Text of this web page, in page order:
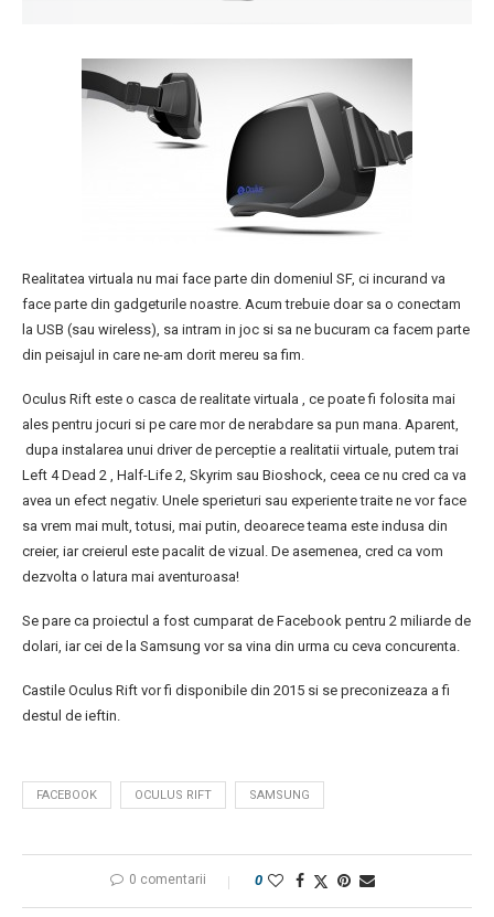
Realitatea virtuala nu mai face parte din domeniul SF, ci incurand va
face parte din gadgeturile noastre. Acum trebuie doar sa o conectam
la USB (sau wireless), sa intram in joc si sa ne bucuram ca facem parte
din peisajul in care ne-am dorit mereu sa fim.
Oculus Rift este o casca de realitate virtuala , ce poate fi folosita mai
ales pentru jocuri si pe care mor de nerabdare sa pun mana. Aparent,
dupa instalarea unui driver de perceptie a realitatii virtuale, putem trai
Left 4 Dead 2 , Half-Life 2, Skyrim sau Bioshock, ceea ce nu cred ca va
avea un efect negativ. Unele sperieturi sau experiente traite ne vor face
sa vrem mai mult, totusi, mai putin, deoarece teama este indusa din
creier, iar creierul este pacalit de vizual. De asemenea, cred ca vom
dezvolta o latura mai aventuroasa!
Se pare ca proiectul a fost cumparat de Facebook pentru 2 miliarde de
dolari, iar cei de la Samsung vor sa vina din urma cu ceva concurenta.
Castile Oculus Rift vor fi disponibile din 2015 si se preconizeaza a fi
destul de ieftin.
FACEBOOK OCULUS RIFT SAMSUNG
0 comentarii 0